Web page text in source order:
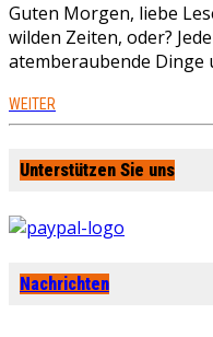
Guten Morgen, liebe
wilden Zeiten, oder?
atemberaubende Dinge
WEITER
Unterstützen Sie uns
Nachrichten